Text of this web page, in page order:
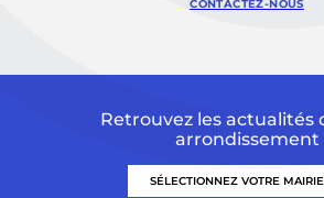
CONTACTEZ-NOUS
Retrouvez les actualités
arrondissement